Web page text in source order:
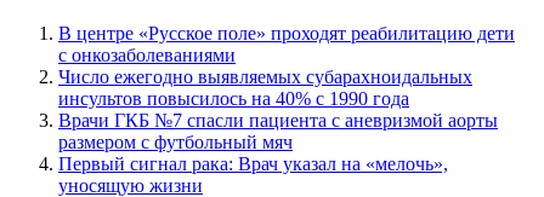
В центре «Русское поле» проходят реабилитацию дети
с онкозаболеваниями
Число ежегодно выявляемых субарахноидальных
инсультов повысилось на 40% с 1990 года
Врачи ГКБ №7 спасли пациента с аневризмой аорты
размером с футбольный мяч
Первый сигнал рака: Врач указал на «мелочь»,
уносящую жизни